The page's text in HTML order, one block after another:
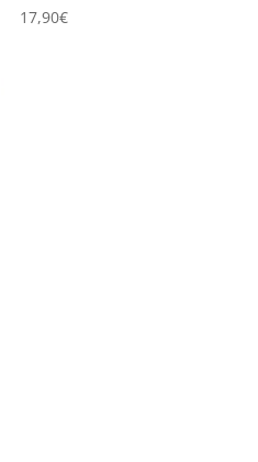
17,90€